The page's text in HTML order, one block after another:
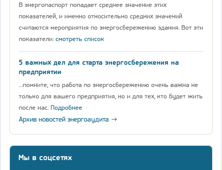
В энергопаспорт попадает среднее значение этих
показателей, и именно относительно средних значений
считаются мероприятия по энергосбережению здания. Вот эти
показатели: смотреть список
5 важных дел для старта энергосбережения на
предприятии
…помните, что работа по энергосбережению очень важна не
только для вашего предприятия, но и для тех, кто будет жить
после нас. Подробнее
Архив новостей энергоаудита →
Мы в соцсетях